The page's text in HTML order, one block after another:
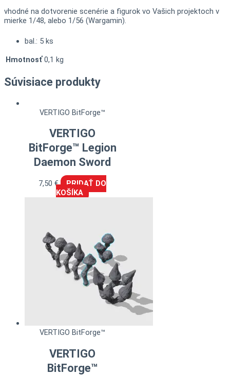
vhodné na dotvorenie scenérie a figurok vo Vašich projektoch v
mierke 1/48, alebo 1/56 (Wargamin).
bal.: 5 ks
Hmotnosť 0,1 kg
Súvisiace produkty
VERTIGO BitForge™
VERTIGO
BitForge™ Legion
Daemon Sword
7,50€
PRIDAŤ DO
KOŠÍKA
VERTIGO BitForge™
VERTIGO
BitForge™